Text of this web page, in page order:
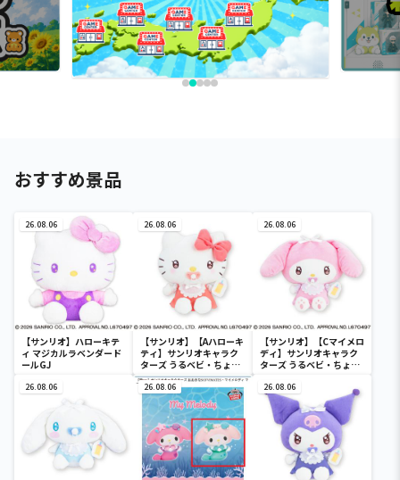
おすすめ景品
26.08.06
【サンリオ】ハローキテ
ィ マジカルラベンダード
ールGJ
26.08.06
【サンリオ】【Aハローキ
ティ】サンリオキャラク
ターズ うるベビ・ちょい
デカドール
26.08.06
【サンリオ】【Cマイメロ
ディ】サンリオキャラク
ターズ うるベビ・ちょい
26.08.06 26.08.06 26.08.06